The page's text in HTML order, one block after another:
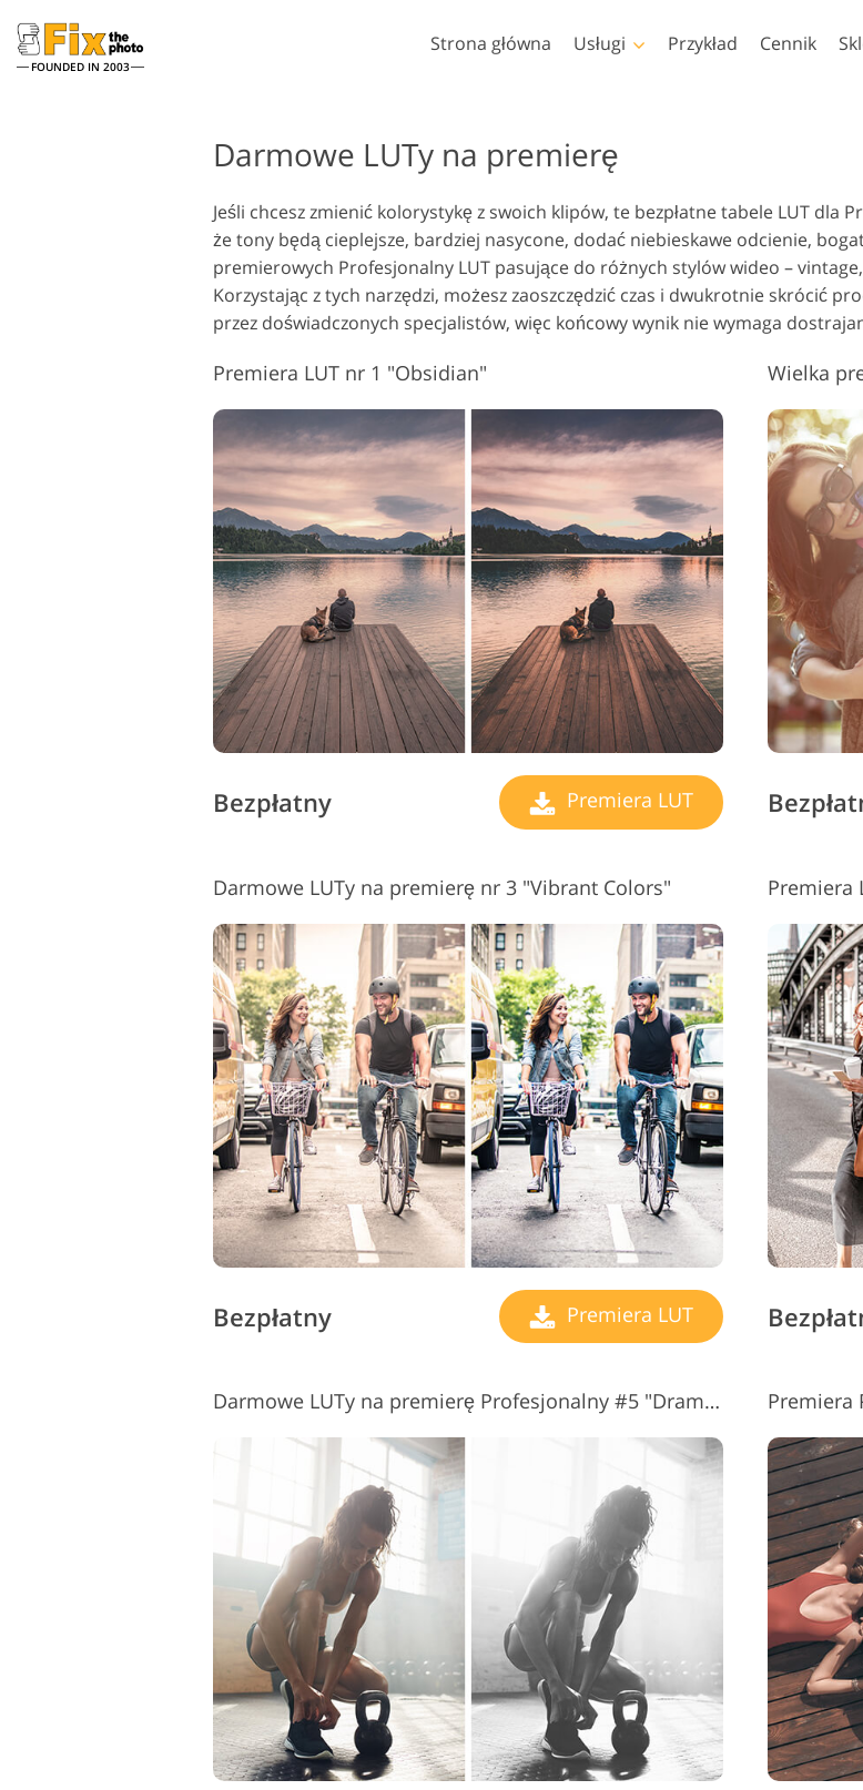
FOUNDED IN 2003
Strona główna Usługi
Usługi retuszu w głowę Retusz ciała
Retusz zdjęć dla
Usługi
Usługi edycji zdjęć
ślubnych
Usługi
obrazem
Usługi retuszu produktów Usługi retuszu biżuterii Dane Treningowe
Przykład Cennik
Całe kolekcje ustawień
wstępnych LR
Najlepsza oferta Presets
Kolekcja mobilna
Akcje Photoshopa
Pędzle Photoshop
Nakładki Photoshopa
Tekstury Photoshopa
Ps Akcje Całe kolekcje
Ps Nakładki Całe Kolekcje
Szablony
Kartki
Zaproszenia ślubne
Zaproszenie na
dla dzieci
Darmowe LUTy na premierę
Jeśli chcesz zmienić kolorystykę z swoich klipów, te bezpłatne tabele LUT dla
że tony będą cieplejsze, bardziej nasycone, dodać niebieskawe odcienie,
premierowych Profesjonalny LUT pasujące do różnych stylów wideo –
Korzystając z tych narzędzi, możesz zaoszczędzić czas i dwukrotnie skrócić
przez doświadczonych specjalistów, więc końcowy wynik nie wymaga
Premiera LUT nr 1 "Obsidian"
Bezpłatny Premiera LUT
Wielka
Darmowe LUTy na premierę nr 3 "Vibrant Colors"
Bezpłatny Premiera LUT
Premiera
Darmowe LUTy na premierę Profesjonalny #5 "Dramatic" Premiera